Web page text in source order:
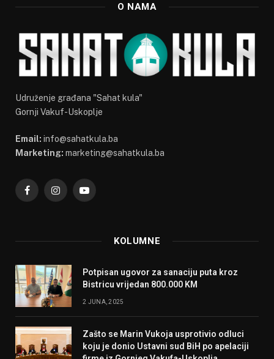
O NAMA
Udruženje građana "Sahat kula"
Gornji Vakuf-Uskoplje
Email: info@sahatkula.ba
Marketing: marketing@sahatkula.ba
FacebookInstagramYouTube
KOLUMNE
Potpisan ugovor za sanaciju puta kroz
Bistricu vrijedan 800.000 KM
2 JUNA, 2025
Zašto se Marin Vukoja usprotivio odluci
koju je donio Ustavni sud BiH po apelaciji